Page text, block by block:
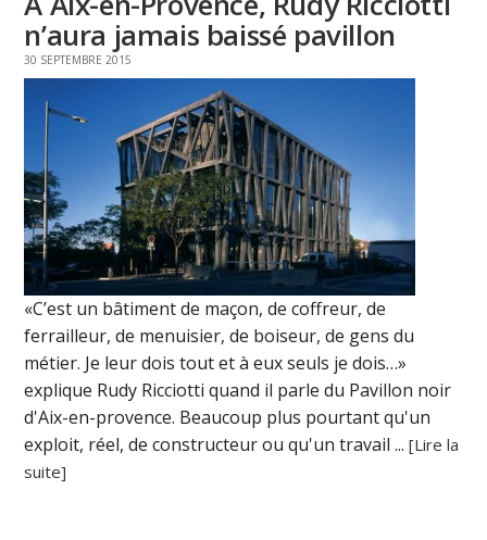
n’aura jamais baissé pavillon
30 SEPTEMBRE 2015
«C’est un bâtiment de maçon, de coffreur, de
ferrailleur, de menuisier, de boiseur, de gens du
métier. Je leur dois tout et à eux seuls je dois…»
explique Rudy Ricciotti quand il parle du Pavillon noir
d'Aix-en-provence. Beaucoup plus pourtant qu'un
exploit, réel, de constructeur ou qu'un travail ...[Lire la
suite]